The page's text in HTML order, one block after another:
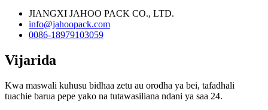
JIANGXI JAHOO PACK CO., LTD.
info@jahoopack.com
0086-18979103059
Vijarida
Kwa maswali kuhusu bidhaa zetu au orodha ya bei, tafadhali
tuachie barua pepe yako na tutawasiliana ndani ya saa 24.